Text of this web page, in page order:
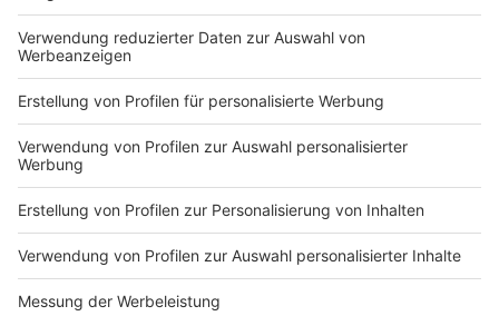
DEINE GEMERKTEN ARTIKEL
Du hast dir noch keine Artikel gemerkt